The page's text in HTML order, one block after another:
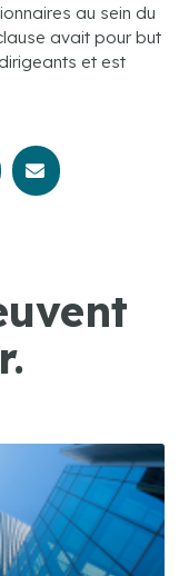
au sein du
avait pour but
et est